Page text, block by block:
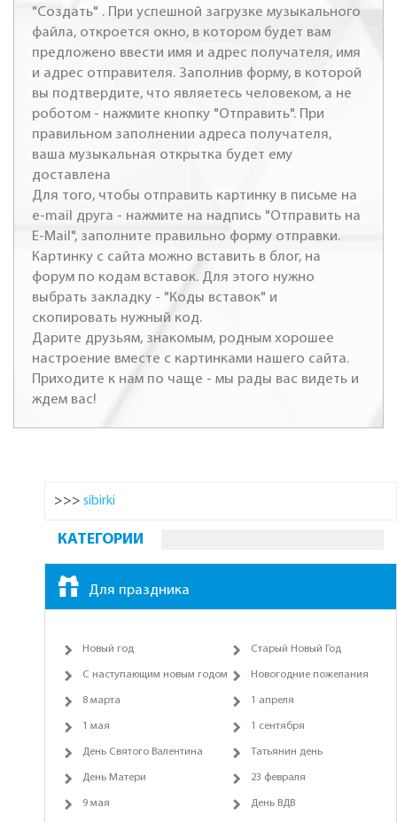
"Создать" . При успешной загрузке музыкального
файла, откроется окно, в котором будет вам
предложено ввести имя и адрес получателя, имя
и адрес отправителя. Заполнив форму, в которой
вы подтвердите, что являетесь человеком, а не
роботом - нажмите кнопку "Отправить". При
правильном заполнении адреса получателя,
ваша музыкальная открытка будет ему
доставлена
Для того, чтобы отправить картинку в письме на
e-mail друга - нажмите на надпись "Отправить на
E-Mail", заполните правильно форму отправки.
Картинку с сайта можно вставить в блог, на
форум по кодам вставок. Для этого нужно
выбрать закладку - "Коды вставок" и
скопировать нужный код.
Дарите друзьям, знакомым, родным хорошее
настроение вместе с картинками нашего сайта.
Приходите к нам по чаще - мы рады вас видеть и
ждем вас!
>>> sibirki
КАТЕГОРИИ
Для праздника
Новый год Старый Новый Год
С наступающим новым годом Новогодние пожелания
8 марта 1 апреля
1 мая 1 сентября
День Святого Валентина Татьянин день
День Матери 23 февраля
9 мая День ВДВ